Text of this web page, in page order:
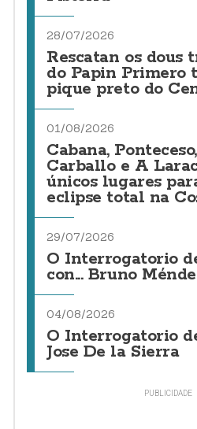
28/07/2026
Rescatan os dous
do Papin Primero
pique preto do
01/08/2026
Cabana,
Carballo e A
únicos lugares
eclipse total na
29/07/2026
O Interrogatorio
con... Bruno
04/08/2026
O Interrogatorio
Jose De la Sierra